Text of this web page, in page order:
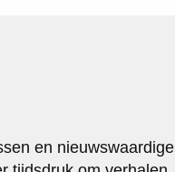
en nieuwswaardige